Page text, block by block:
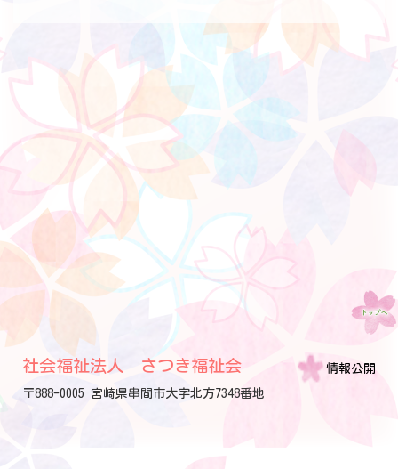
社会福祉法人 さつき福祉会
〒888-0005 宮崎県串間市大字北方7348番地
情報公開